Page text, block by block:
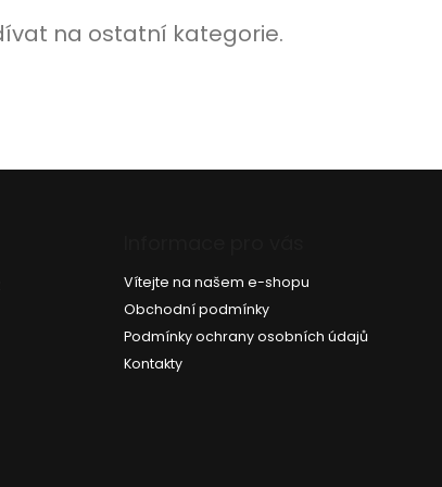
na ostatní kategorie.
Vítejte na našem e-shopu
Obchodní podmínky
Podmínky ochrany osobních údajů
Kontakty